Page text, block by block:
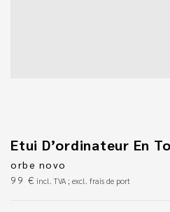
orbe novo
99 € incl. TVA ; excl. frais de port